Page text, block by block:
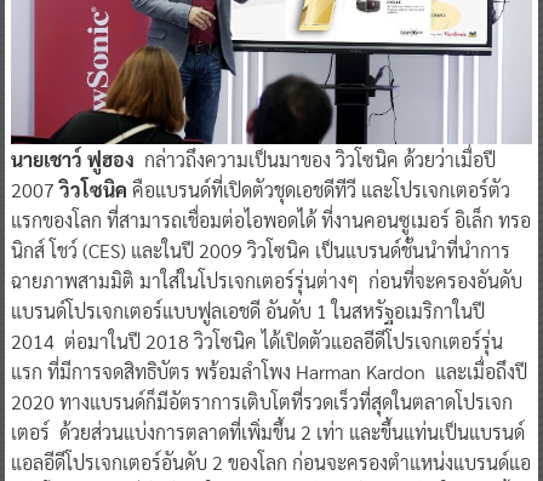
นายเชาว์ ฟูฮอง กล่าวถึงความเป็นมาของ วิวโซนิค ด้วยว่าเมื่อปี
2007วิวโซนิค คือแบรนด์ที่เปิดตัวชุดเอชดีทีวี และโปรเจกเตอร์ตัว
แรกของโลก ที่สามารถเชื่อมต่อไอพอดได้ ที่งานคอนซูเมอร์ อิเล็ก ทรอ
นิกส์ โชว์ (CES) และในปี 2009 วิวโซนิค เป็นแบรนด์ชั้นนำที่นำการ
ฉายภาพสามมิติ มาใส่ในโปรเจกเตอร์รุ่นต่างๆ ก่อนที่จะครองอันดับ
แบรนด์โปรเจกเตอร์แบบฟูลเอชดี อันดับ 1 ในสหรัฐอเมริกาในปี
2014 ต่อมาในปี 2018 วิวโซนิค ได้เปิดตัวแอลอีดีโปรเจกเตอร์รุ่น
แรก ที่มีการจดสิทธิบัตร พร้อมลำโพง Harman Kardon และเมื่อถึงปี
2020 ทางแบรนด์ก็มีอัตราการเติบโตที่รวดเร็วที่สุดในตลาดโปรเจก
เตอร์ ด้วยส่วนแบ่งการตลาดที่เพิ่มขึ้น 2 เท่า และขึ้นแท่นเป็นแบรนด์
แอลอีดีโปรเจกเตอร์อันดับ 2 ของโลก ก่อนจะครองตำแหน่งแบรนด์แอ